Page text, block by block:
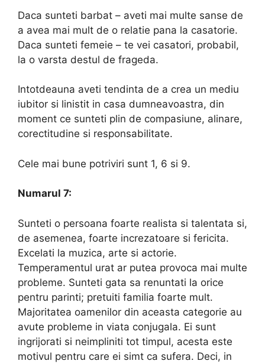
Daca sunteti barbat – aveti mai multe sanse de
a avea mai mult de o relatie pana la casatorie.
Daca sunteti femeie – te vei casatori, probabil,
la o varsta destul de frageda.
Intotdeauna aveti tendinta de a crea un mediu
iubitor si linistit in casa dumneavoastra, din
moment ce sunteti plin de compasiune, alinare,
corectitudine si responsabilitate.
Cele mai bune potriviri sunt 1, 6 si 9.
Numarul 7:
Sunteti o persoana foarte realista si talentata si,
de asemenea, foarte increzatoare si fericita.
Excelati la muzica, arte si actorie.
Temperamentul urat ar putea provoca mai multe
probleme. Sunteti gata sa renuntati la orice
pentru parinti; pretuiti familia foarte mult.
Majoritatea oamenilor din aceasta categorie au
avute probleme in viata conjugala. Ei sunt
ingrijorati si neimpliniti tot timpul, acesta este
motivul pentru care ei simt ca sufera. Deci, in